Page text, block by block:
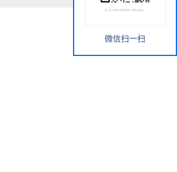
微信扫一扫